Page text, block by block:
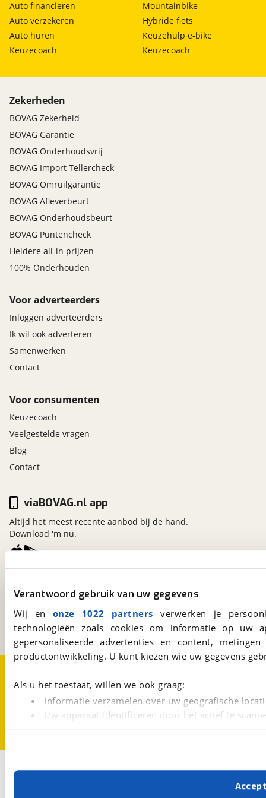
Verantwoord gebruik van uw gegevens
Wij en onze 1022 partners verwerken je
technologieën zoals cookies om informatie op
gepersonaliseerde advertenties en content,
productontwikkeling. U kunt kiezen wie uw gegevens
Als u het toestaat, willen we ook graag:
Informatie verzamelen over uw geografische
Uw apparaat identificeren door het actief te
Lees meer over hoe uw persoonlijke gegevens worden
Met cookies en vergelijkbare technieken zorgen we
cookies zorgen ervoor dat de website goed werkt.
Auto financieren
Auto verzekeren
Auto huren
Keuzecoach
Mountainbike
Hybride fiets
Keuzehulp e-bike
Keuzecoach
Zekerheden
BOVAG Zekerheid
BOVAG Garantie
BOVAG Onderhoudsvrij
BOVAG Import Tellercheck
BOVAG Omruilgarantie
BOVAG Afleverbeurt
BOVAG Onderhoudsbeurt
BOVAG Puntencheck
Heldere all-in prijzen
100% Onderhouden
Voor adverteerders
Inloggen adverteerders
Ik wil ook adverteren
Samenwerken
Contact
Voor consumenten
Keuzecoach
Veelgestelde vragen
Blog
Contact
Kosterijland15
Een initiatief van
BOVAG
viaBOVAG.nl app
Altijd het meest recente aanbod bij de hand.
Download 'm nu.
Cookievoorkeuren
Vacatures